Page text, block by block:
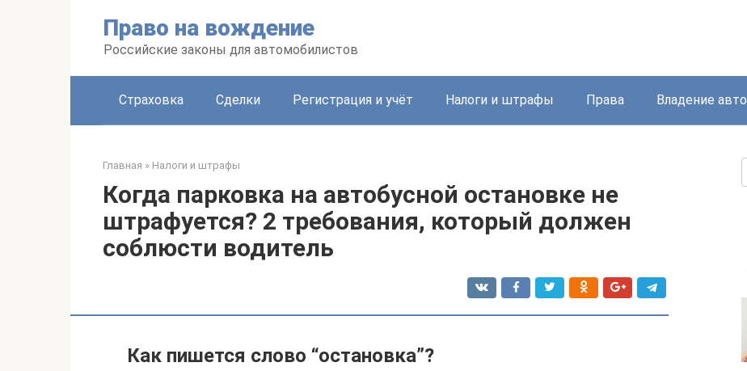
Право на вождение
Российские законы для автомобилистов
Страховка Сделки Регистрация и учёт Налоги и штрафы Права Владение авто
Главная » Налоги и штрафы
Когда парковка на автобусной остановке не
штрафуется? 2 требования, который должен
соблюсти водитель
Как пишется слово “остановка”?